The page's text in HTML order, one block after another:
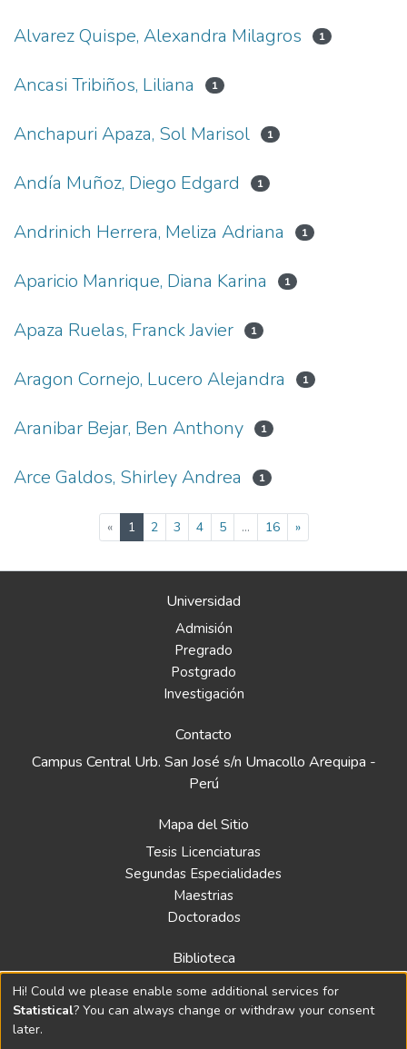
Alvarez Quispe, Alexandra Milagros 1
Ancasi Tribiños, Liliana 1
Anchapuri Apaza, Sol Marisol 1
Andía Muñoz, Diego Edgard 1
Andrinich Herrera, Meliza Adriana 1
Aparicio Manrique, Diana Karina 1
Apaza Ruelas, Franck Javier 1
Aragon Cornejo, Lucero Alejandra 1
Aranibar Bejar, Ben Anthony 1
Arce Galdos, Shirley Andrea 1
« 1(current)
2 3 4 5 ... 16 »
Universidad
Admisión
Pregrado
Postgrado
Investigación
Contacto
Campus Central Urb. San José s/n Umacollo Arequipa -
Perú
Mapa del Sitio
Tesis Licenciaturas
Segundas Especialidades
Maestrias
Doctorados
Biblioteca
Política
Normativa
Hi! Could we please enable some additional services for
Statistical? You can always change or withdraw your consent
later.